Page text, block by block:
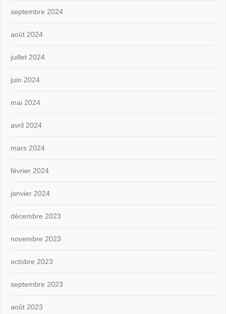
septembre 2024
août 2024
juillet 2024
juin 2024
mai 2024
avril 2024
mars 2024
février 2024
janvier 2024
décembre 2023
novembre 2023
octobre 2023
septembre 2023
août 2023